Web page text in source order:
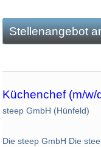
Stellenangebot
Küchenchef (m/w/
steep GmbH (Hünfeld)
Die steep GmbH Die